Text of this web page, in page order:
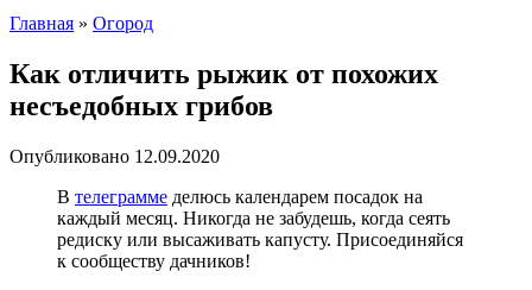
Главная » Огород
Как отличить рыжик от похожих
несъедобных грибов
Опубликовано 12.09.2020
В телеграмме делюсь календарем посадок на
каждый месяц. Никогда не забудешь, когда сеять
редиску или высаживать капусту. Присоединяйся
к сообществу дачников!